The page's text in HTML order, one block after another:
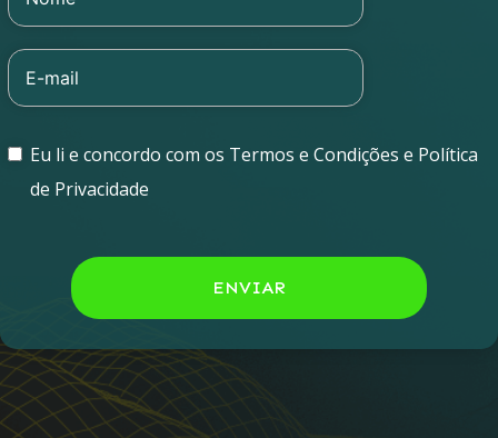
Eu li e concordo com os Termos e Condições e Política
de Privacidade
ENVIAR